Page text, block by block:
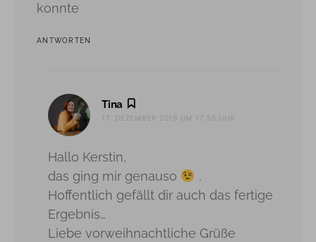
konnte
ANTWORTEN
Tina
17. DEZEMBER 2019 UM 17:55 UHR
Hallo Kerstin,
das ging mir genauso
.
Hoffentlich gefällt dir auch das fertige
Ergebnis…
Liebe vorweihnachtliche Grüße